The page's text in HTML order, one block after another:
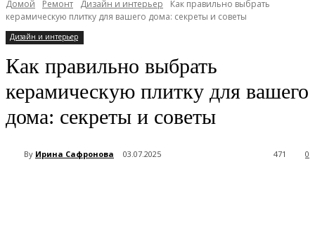
Домой Ремонт Дизайн и интерьер
Как правильно выбрать
керамическую плитку для вашего дома: секреты и советы
Дизайн и интерьер
Как правильно выбрать
керамическую плитку для вашего
дома: секреты и советы
By Ирина Сафронова 03.07.2025 0
471